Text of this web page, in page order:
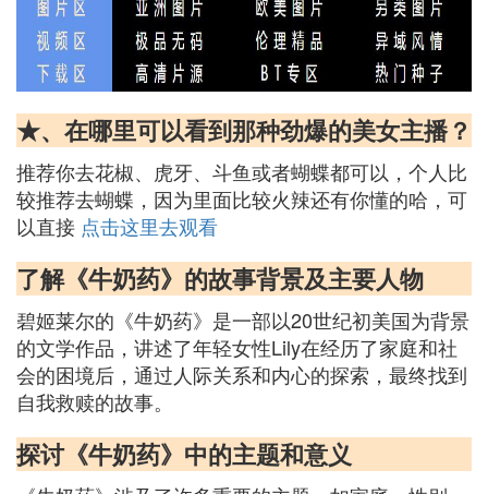
★、在哪里可以看到那种劲爆的美女主播？
推荐你去花椒、虎牙、斗鱼或者蝴蝶都可以，个人比
较推荐去蝴蝶，因为里面比较火辣还有你懂的哈，可
以直接 点击这里去观看
了解《牛奶药》的故事背景及主要人物
碧姬莱尔的《牛奶药》是一部以20世纪初美国为背景
的文学作品，讲述了年轻女性Lily在经历了家庭和社
会的困境后，通过人际关系和内心的探索，最终找到
自我救赎的故事。
探讨《牛奶药》中的主题和意义